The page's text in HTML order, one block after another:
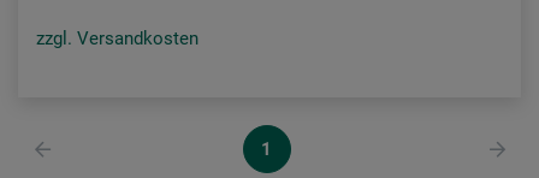
zzgl. Versandkosten
1